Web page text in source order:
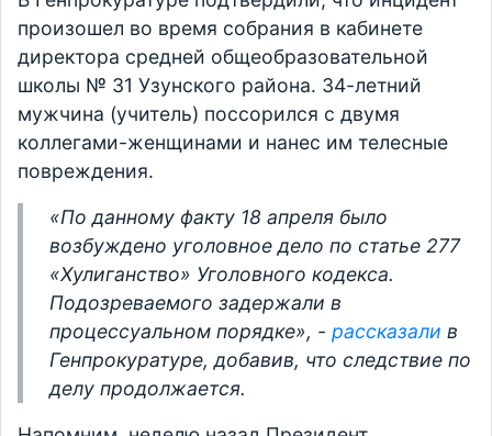
произошел во время собрания в кабинете
директора средней общеобразовательной
школы № 31 Узунского района. 34-летний
мужчина (учитель) поссорился с двумя
коллегами-женщинами и нанес им телесные
повреждения.
«По данному факту 18 апреля было
возбуждено уголовное дело по статье 277
«Хулиганство» Уголовного кодекса.
Подозреваемого задержали в
процессуальном порядке», - рассказали в
Генпрокуратуре, добавив, что следствие по
делу продолжается.